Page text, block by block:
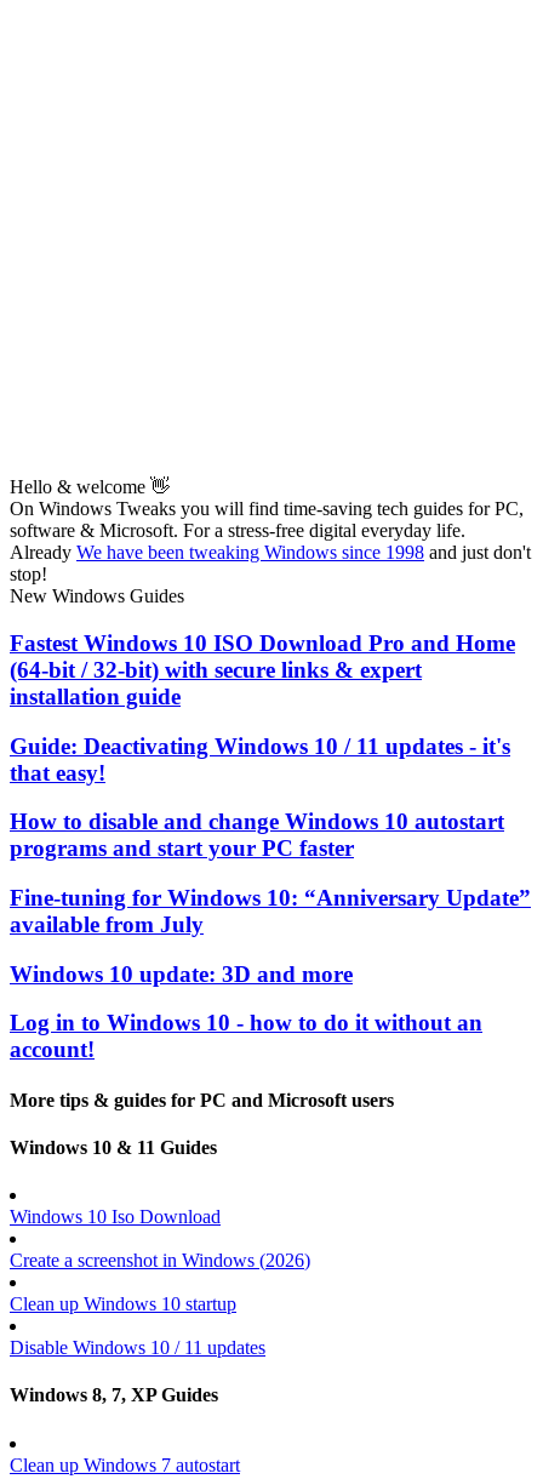
Hello & welcome 👋
On Windows Tweaks you will find time-saving tech guides for PC,
software & Microsoft. For a stress-free digital everyday life.
Already We have been tweaking Windows since 1998 and just don't
stop!
New Windows Guides
Fastest Windows 10 ISO Download Pro and Home
(64-bit / 32-bit) with secure links & expert
installation guide
Guide: Deactivating Windows 10 / 11 updates - it's
that easy!
How to disable and change Windows 10 autostart
programs and start your PC faster
Fine-tuning for Windows 10: “Anniversary Update”
available from July
Windows 10 update: 3D and more
Log in to Windows 10 - how to do it without an
account!
More tips & guides for PC and Microsoft users
Windows 10 & 11 Guides
Windows 10 Iso Download
Create a screenshot in Windows (2026)
Clean up Windows 10 startup
Disable Windows 10 / 11 updates
Windows 8, 7, XP Guides
Clean up Windows 7 autostart